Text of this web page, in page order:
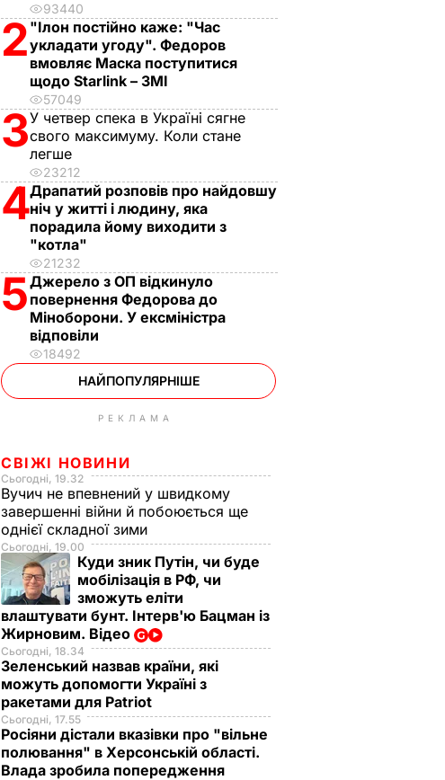
93440
2 "Ілон постійно каже: "Час
укладати угоду". Федоров
вмовляє Маска поступитися
щодо Starlink – ЗМІ
57049
3У четвер спека в Україні сягне
свого максимуму. Коли стане
легше
23212
4Драпатий розповів про найдовшу
ніч у житті і людину, яка
порадила йому виходити з
"котла"
21232
5Джерело з ОП відкинуло
повернення Федорова до
Міноборони. У ексміністра
відповіли
18492
НАЙПОПУЛЯРНІШЕ
РЕКЛАМА
СВІЖІ НОВИНИ
Сьогодні, 19.32
Вучич не впевнений у швидкому
завершенні війни й побоюється ще
однієї складної зими
Сьогодні, 19.00
Куди зник Путін, чи буде
мобілізація в РФ, чи
зможуть еліти
влаштувати бунт. Інтерв'ю Бацман із
Жирновим. Відео
Сьогодні, 18.34
Зеленський назвав країни, які
можуть допомогти Україні з
ракетами для Patriot
Сьогодні, 17.55
Росіяни дістали вказівки про "вільне
полювання" в Херсонській області.
Влада зробила попередження